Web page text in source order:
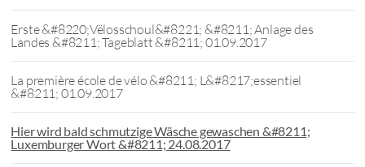
Erste &#8220;Vëlosschoul&#8221; &#8211; Anlage des
Landes &#8211; Tageblatt &#8211; 01.09.2017
La première école de vélo &#8211; L&#8217;essentiel
&#8211; 01.09.2017
Hier wird bald schmutzige Wäsche gewaschen &#8211;
Luxemburger Wort &#8211; 24.08.2017